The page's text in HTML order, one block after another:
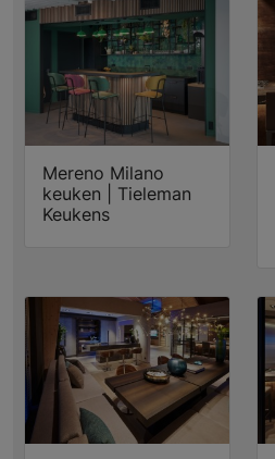
Mereno Milano
keuken | Tieleman
Keukens